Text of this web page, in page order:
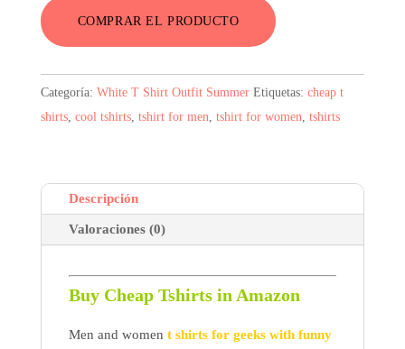
original
era:
14,90$.
actual
es:
8,34$.
COMPRAR EL PRODUCTO
Categoría: White T Shirt Outfit Summer Etiquetas: cheap t
shirts, cool tshirts, tshirt for men, tshirt for women, tshirts
Descripción
Valoraciones (0)
Buy Cheap Tshirts in Amazon
Men and women t shirts for geeks with funny